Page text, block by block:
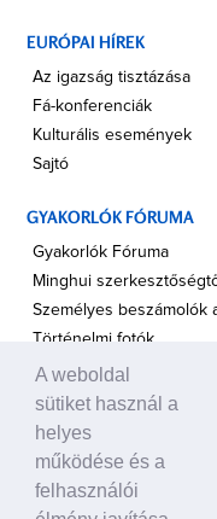
EURÓPAI HÍREK
Az igazság tisztázása
Fá-konferenciák
Kulturális események
Sajtó
GYAKORLÓK FÓRUMA
Gyakorlók Fóruma
Minghui
Személyes beszámolók
Történelmi fotók
A TÁMOGATÁS HANGJA
Politikusok
Civil szervezetek, ENSZ
Egyéb
A weboldal
sütiket használ a
helyes
működése és a
felhasználói